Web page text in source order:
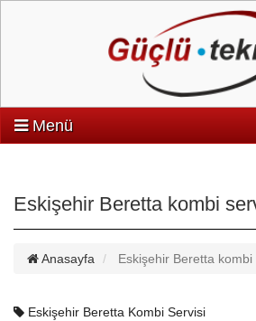
Menü
Eskişehir Beretta kombi
Anasayfa Eskişehir Beretta kombi
Eskişehir Beretta Kombi Servisi